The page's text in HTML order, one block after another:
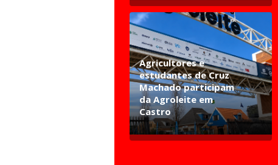
Agricultores e
estudantes de Cruz
Machado participam
da Agroleite em
Castro